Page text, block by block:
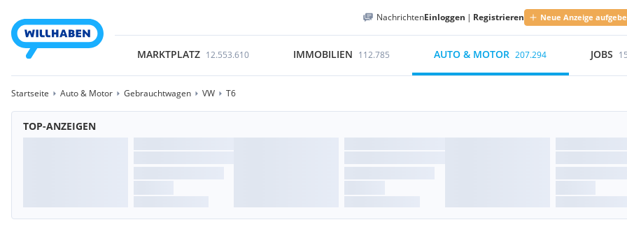
NachrichtenEinloggen | Registrieren Neue Anzeige
MARKTPLATZ 12.553.610 IMMOBILIEN 112.785 AUTO & MOTOR 207.294 JOBS
Startseite Auto & Motor Gebrauchtwagen VW T6
TOP-ANZEIGEN